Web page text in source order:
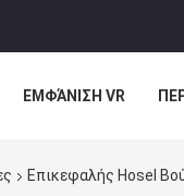
ΕΜΦΆΝΙΣΗ VR
Επικεφαλής Hosel